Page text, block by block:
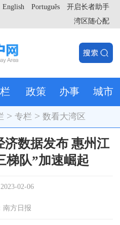
开启长者助手
Português
English
湾区随心配
政策 办事 城市
>专栏 >数看大湾区
济数据发布 惠州江
梯队”加速崛起
02-06
南方日报